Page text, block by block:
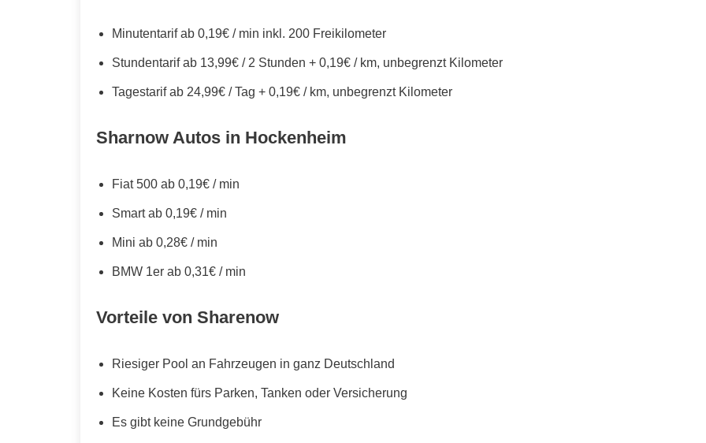
Minutentarif ab 0,19€ / min inkl. 200 Freikilometer
Stundentarif ab 13,99€ / 2 Stunden + 0,19€ / km, unbegrenzt Kilometer
Tagestarif ab 24,99€ / Tag + 0,19€ / km, unbegrenzt Kilometer
Sharnow Autos in Hockenheim
Fiat 500 ab 0,19€ / min
Smart ab 0,19€ / min
Mini ab 0,28€ / min
BMW 1er ab 0,31€ / min
Vorteile von Sharenow
Riesiger Pool an Fahrzeugen in ganz Deutschland
Keine Kosten fürs Parken, Tanken oder Versicherung
Es gibt keine Grundgebühr